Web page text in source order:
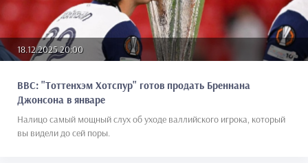
18.12.2025 20:00
BBC: "Тоттенхэм Хотспур" готов продать Бреннана
Джонсона в январе
Налицо самый мощный слух об уходе валлийского игрока, который
вы видели до сей поры.